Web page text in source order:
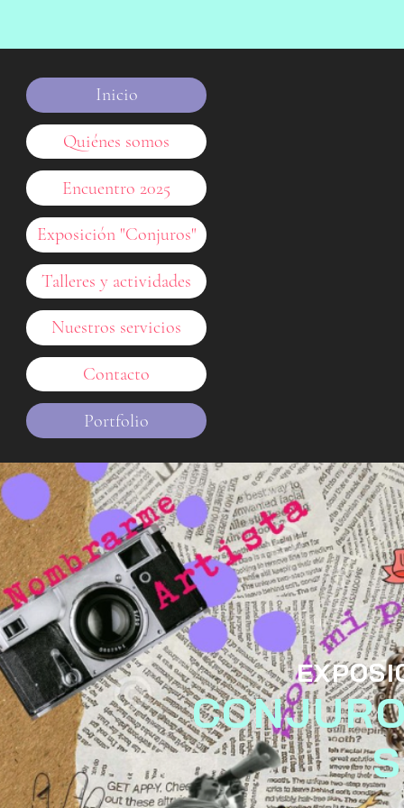
Inicio
Quiénes somos
Encuentro 2025
Exposición "Conjuros"
Talleres y actividades
Nuestros servicios
Contacto
Portfolio